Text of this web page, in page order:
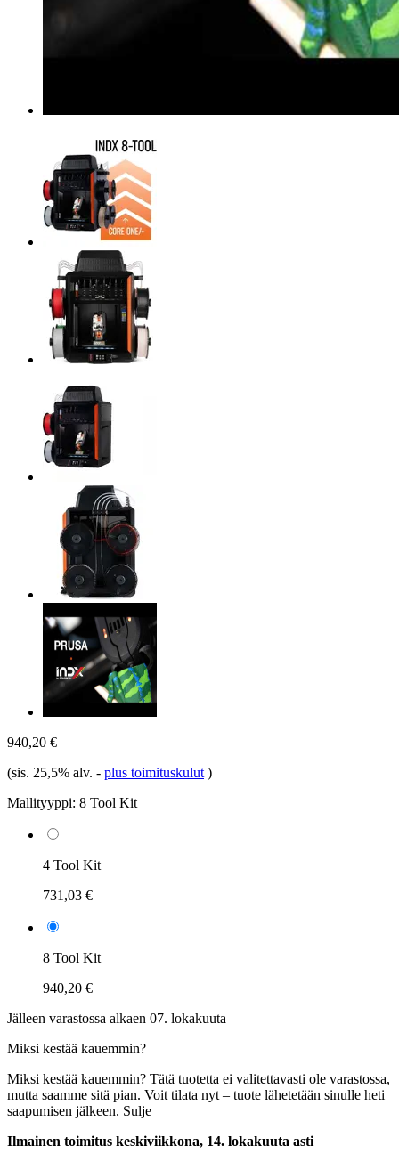
940,20 €
(sis. 25,5% alv. - plus toimituskulut )
Mallityyppi: 8 Tool Kit
4 Tool Kit
731,03 €
8 Tool Kit
940,20 €
Jälleen varastossa alkaen 07. lokakuuta
Miksi kestää kauemmin?
Miksi kestää kauemmin? Tätä tuotetta ei valitettavasti ole varastossa,
mutta saamme sitä pian. Voit tilata nyt – tuote lähetetään sinulle heti
saapumisen jälkeen. Sulje
Ilmainen toimitus keskiviikkona, 14. lokakuuta asti